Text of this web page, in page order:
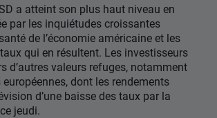
a atteint son plus haut niveau en
par les inquiétudes croissantes
de l’économie américaine et les
qui en résultent. Les investisseurs
d’autres valeurs refuges, notamment
dont les rendements
d’une baisse des taux par la
jeudi.